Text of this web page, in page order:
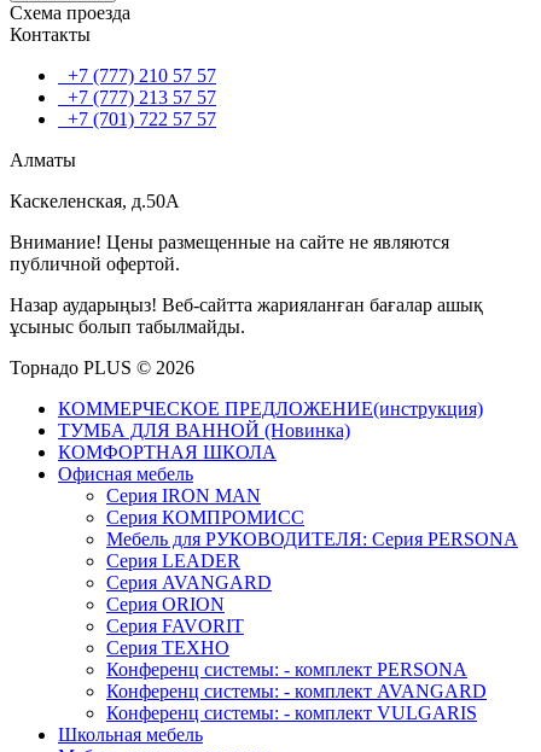
Схема проезда
Контакты
+7 (777) 210 57 57
+7 (777) 213 57 57
+7 (701) 722 57 57
Алматы
Каскеленская, д.50А
Внимание! Цены размещенные на сайте не являются
публичной офертой.
Назар аударыңыз! Веб-сайтта жарияланған бағалар ашық
ұсыныс болып табылмайды.
Торнадо PLUS © 2026
КОММЕРЧЕСКОЕ ПРЕДЛОЖЕНИЕ(инструкция)
ТУМБА ДЛЯ ВАННОЙ (Новинка)
КОМФОРТНАЯ ШКОЛА
Офисная мебель
Серия IRON MAN
Серия КОМПРОМИСС
Мебель для РУКОВОДИТЕЛЯ: Серия PERSONA
Серия LEADER
Серия AVANGARD
Серия ORION
Серия FAVORIT
Серия ТЕХНО
Конференц системы: - комплект PERSONA
Конференц системы: - комплект AVANGARD
Конференц системы: - комплект VULGARIS
Школьная мебель